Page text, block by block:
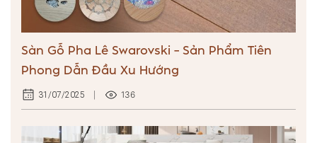
Sàn Gỗ Pha Lê Swarovski – Sản Phẩm Tiên
Phong Dẫn Đầu Xu Hướng
31/07/2025 136